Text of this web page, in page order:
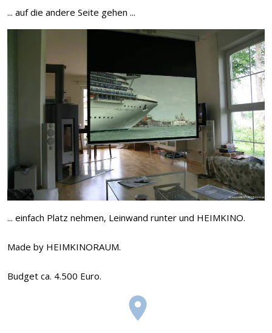
... auf die andere Seite gehen ...
... einfach Platz nehmen, Leinwand runter und HEIMKINO.
Made by HEIMKINORAUM.
Budget ca. 4.500 Euro.